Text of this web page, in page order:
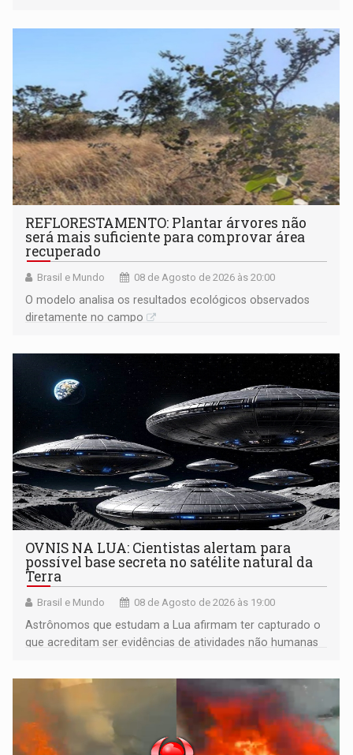
REFLORESTAMENTO: Plantar árvores não
será mais suficiente para comprovar área
recuperado
Brasil e Mundo 08 de Agosto de 2026 às 20:00
O modelo analisa os resultados ecológicos observados
diretamente no campo
OVNIS NA LUA: Cientistas alertam para
possível base secreta no satélite natural da
Terra
Brasil e Mundo 08 de Agosto de 2026 às 19:00
Astrônomos que estudam a Lua afirmam ter capturado o
que acreditam ser evidências de atividades não humanas
órbita